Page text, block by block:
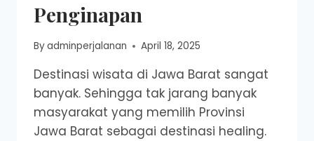
Penginapan
Byadminperjalanan April 18, 2025
Destinasi wisata di Jawa Barat sangat
banyak. Sehingga tak jarang banyak
masyarakat yang memilih Provinsi
Jawa Barat sebagai destinasi healing.